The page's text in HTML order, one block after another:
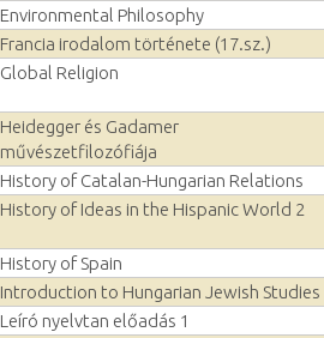
Environmental Philosophy
Francia irodalom története (17.sz.)
Global Religion
Heidegger és Gadamer
művészetfilozófiája
History of Catalan-Hungarian Relations
History of Ideas in the Hispanic World 2
History of Spain
Introduction to Hungarian Jewish Studies
Leíró nyelvtan előadás 1